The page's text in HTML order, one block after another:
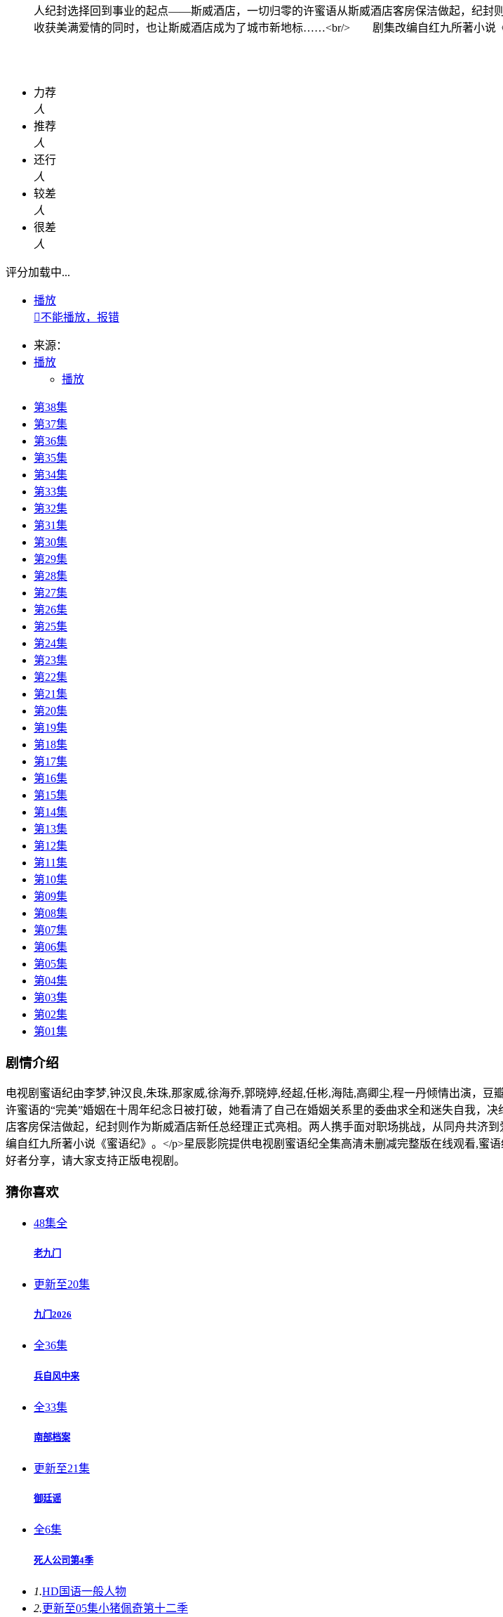
人纪封选择回到事业的起点——斯威酒店，一切归零的许蜜语从斯威酒店客房保洁做起，纪封
收获美满爱情的同时，也让斯威酒店成为了城市新地标……<br/> 剧集改编自红九所著小说
力荐
人
推荐
人
还行
人
较差
人
很差
人
评分加载中...
播放
不能播放，报错
来源：
播放
播放
第38集
第37集
第36集
第35集
第34集
第33集
第32集
第31集
第30集
第29集
第28集
第27集
第26集
第25集
第24集
第23集
第22集
第21集
第20集
第19集
第18集
第17集
第16集
第15集
第14集
第13集
第12集
第11集
第10集
第09集
第08集
第07集
第06集
第05集
第04集
第03集
第02集
第01集
剧情介绍
电视剧蜜语纪由李梦,钟汉良,朱珠,那家威,徐海乔,郭晓婷,经超,任彬,海陆,高卿尘,程一丹倾情出演，
许蜜语的“完美”婚姻在十周年纪念日被打破，她看清了自己在婚姻关系里的委曲求全和迷失自我
店客房保洁做起，纪封则作为斯威酒店新任总经理正式亮相。两人携手面对职场挑战，从同舟
编自红九所著小说《蜜语纪》。</p>星辰影院提供电视剧蜜语纪全集高清未删减完整版在线观看,蜜
好者分享，请大家支持正版电视剧。
猜你喜欢
48集全
老九门
更新至20集
九门2026
全36集
兵自风中来
全33集
南部档案
更新至21集
御廷谣
全6集
死人公司第4季
1.HD国语一般人物
2.更新至05集小猪佩奇第十二季